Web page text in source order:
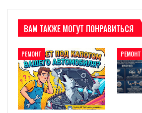
ВАМ ТАКЖЕ МОГУТ ПОНРАВИТЬСЯ
РЕМОНТ РЕМОНТ